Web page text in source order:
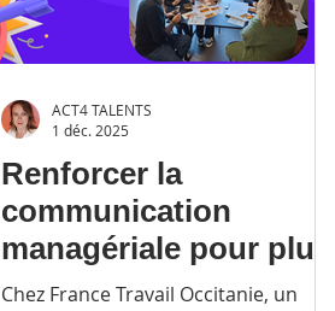
Renforcer la
communication
managériale pour plus
de performance et de
Chez France Travail Occitanie, un
ACT4 TALENTS
1 déc. 2025